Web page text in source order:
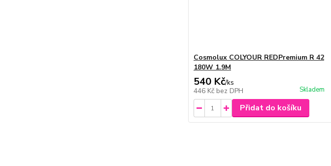
Cosmolux COLYOUR REDPremium R 42
180W 1.9M
540 Kč/ks
446 Kč bez DPH Skladem
Přidat do košíku